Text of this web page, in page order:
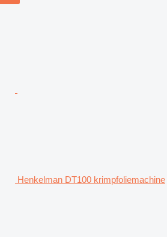
Henkelman DT100 krimpfoliemachine